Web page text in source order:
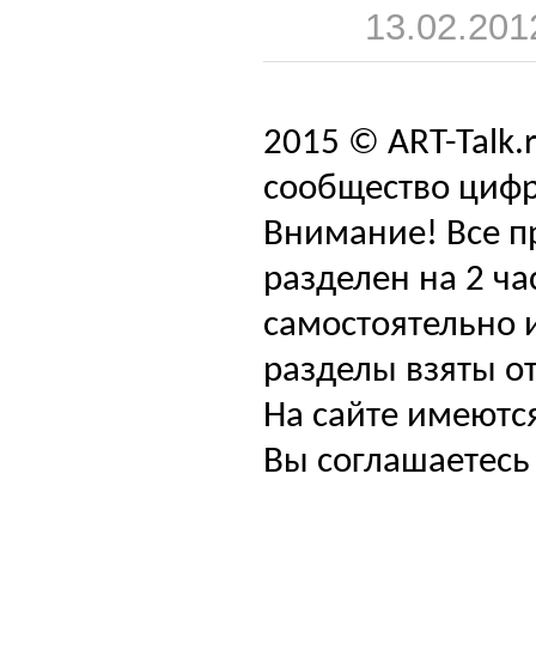
2015 © ART-
сообщество
Внимание! Все
разделен на 2
самостоятельно
разделы взяты
На сайте
Вы